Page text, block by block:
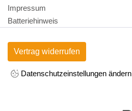
Impressum
Batteriehinweis
Vertrag widerrufen
Datenschutzeinstellungen ändern